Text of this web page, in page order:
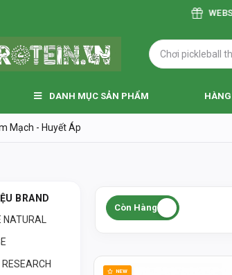
DANH MỤC SẢN PHẨM
Mạch - Huyết Áp
BRAND
Còn Hàng
NEW